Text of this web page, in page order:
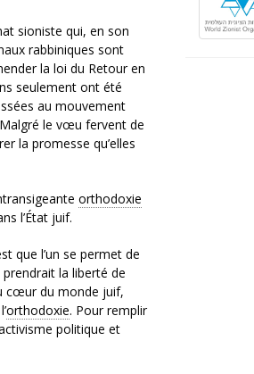
sioniste qui, en son
rabbiniques sont
la loi du Retour en
seulement ont été
au mouvement
le vœu fervent de
la promesse qu’elles
orthodoxie
l’État juif.
que l’un se permet de
la liberté de
cœur du monde juif,
orthodoxie. Pour remplir
politique et